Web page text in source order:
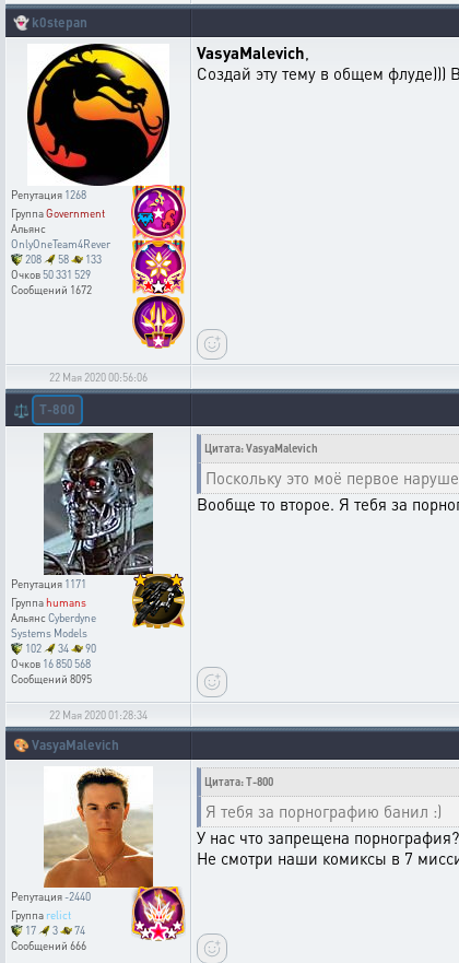
👻 k0stepan
Репутация 1268
ГруппаGovernment
Альянс
OnlyOneTeam4Rever
208
58
133
Очков 50 331 529
Сообщений 1672
VasyaMalevich,
Создай эту тему в общем флуде)))
22 Мая 2020 00:56:06
⚖️ T-800
Репутация 1171
Группаhumans
АльянсCyberdyne
Systems Models
102
34
90
Очков 16 850 568
Сообщений 8095
Цитата: VasyaMalevich
Поскольку это моё первое
Вообще то второе. Я тебя за
22 Мая 2020 01:28:34
🎨 VasyaMalevich
Репутация-2440
Группа relict
17
3
74
Сообщений 666
Цитата: T-800
Я тебя за порнографию банил :)
У нас что запрещена
Не смотри наши комиксы в 7